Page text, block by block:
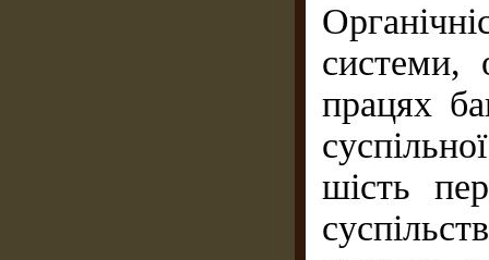
системи,
працях
шість